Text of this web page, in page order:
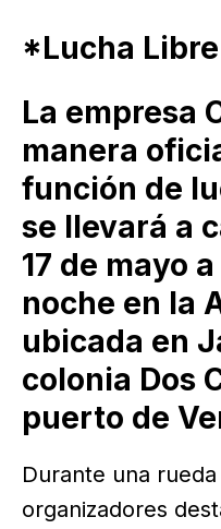
*Lucha
La empresa
manera
función de
se llevará a
17 de mayo
noche en la
ubicada en
colonia Dos
puerto de
Durante una
organizadores